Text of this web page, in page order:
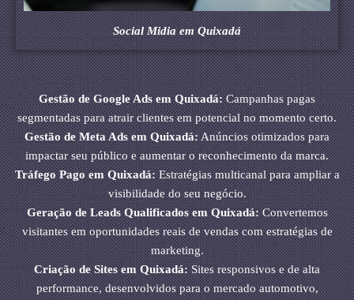
Social Midia em Quixadá
Gestão de Google Ads em Quixadá:Campanhas pagas
segmentadas para atrair clientes em potencial no momento certo.
Gestão de Meta Ads em Quixadá:Anúncios otimizados para
impactar seu público e aumentar o reconhecimento da marca.
Tráfego Pago em Quixadá:Estratégias multicanal para ampliar a
visibilidade do seu negócio.
Geração de Leads Qualificados em Quixadá:Convertemos
visitantes em oportunidades reais de vendas com estratégias de
marketing.
Criação de Sites em Quixadá:Sites responsivos e de alta
performance, desenvolvidos para o mercado automotivo,